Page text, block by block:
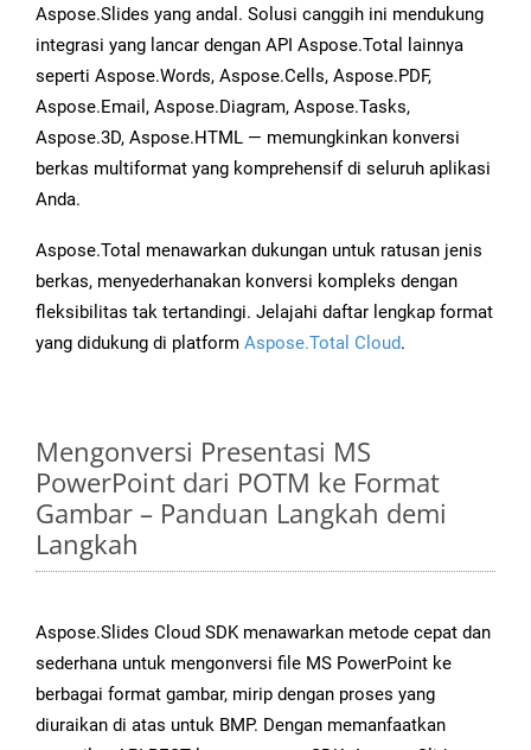
Aspose.Slides yang andal. Solusi canggih ini mendukung
integrasi yang lancar dengan API Aspose.Total lainnya
seperti Aspose.Words, Aspose.Cells, Aspose.PDF,
Aspose.Email, Aspose.Diagram, Aspose.Tasks,
Aspose.3D, Aspose.HTML — memungkinkan konversi
berkas multiformat yang komprehensif di seluruh aplikasi
Anda.
Aspose.Total menawarkan dukungan untuk ratusan jenis
berkas, menyederhanakan konversi kompleks dengan
fleksibilitas tak tertandingi. Jelajahi daftar lengkap format
yang didukung di platform Aspose.Total Cloud.
Mengonversi Presentasi MS
PowerPoint dari POTM ke Format
Gambar – Panduan Langkah demi
Langkah
Aspose.Slides Cloud SDK menawarkan metode cepat dan
sederhana untuk mengonversi file MS PowerPoint ke
berbagai format gambar, mirip dengan proses yang
diuraikan di atas untuk BMP. Dengan memanfaatkan